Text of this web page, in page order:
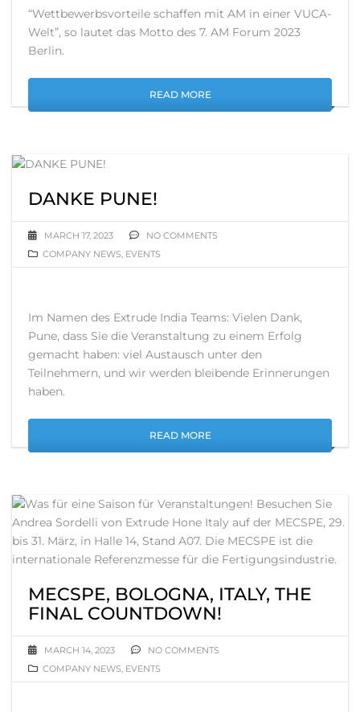
“Wettbewerbsvorteile schaffen mit AM in einer VUCA-
Welt”, so lautet das Motto des 7. AM Forum 2023
Berlin.
READ MORE
DANKE PUNE!
MARCH 17, 2023
NO COMMENTS
COMPANY NEWS EVENTS
Im Namen des Extrude India Teams: Vielen Dank,
Pune, dass Sie die Veranstaltung zu einem Erfolg
gemacht haben: viel Austausch unter den
Teilnehmern, und wir werden bleibende Erinnerungen
haben.
READ MORE
MECSPE, BOLOGNA, ITALY, THE
FINAL COUNTDOWN!
MARCH 14, 2023
NO COMMENTS
COMPANY NEWS EVENTS